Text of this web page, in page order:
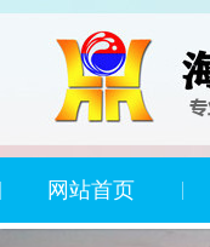
网站首页